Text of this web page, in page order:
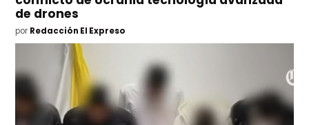
de drones
por Redacción El Expreso